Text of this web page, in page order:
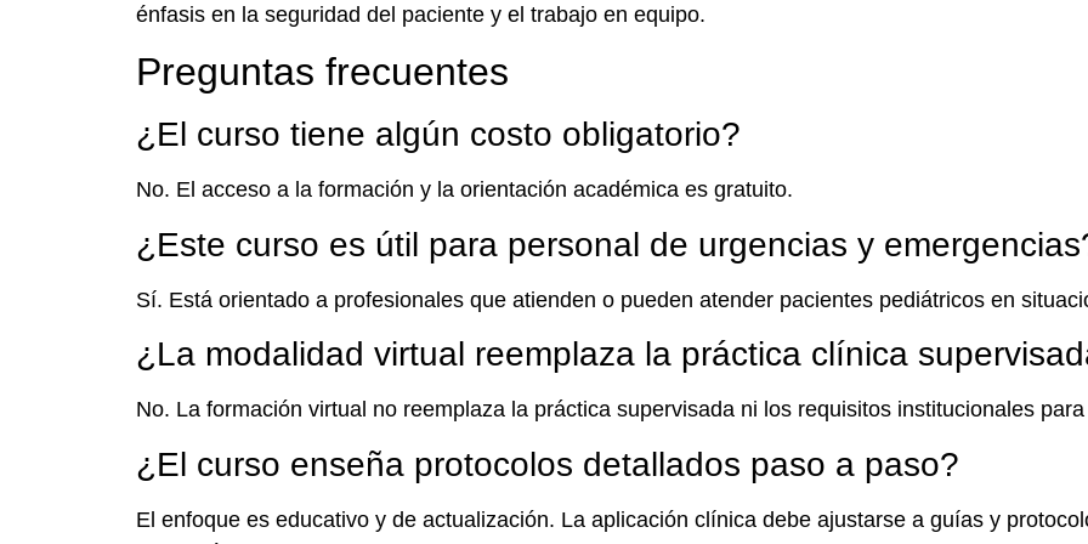
énfasis en la seguridad del paciente y el trabajo en equipo.
Preguntas frecuentes
¿El curso tiene algún costo obligatorio?
No. El acceso a la formación y la orientación académica es gratuito.
¿Este curso es útil para personal de urgencias y
Sí. Está orientado a profesionales que atienden o pueden atender pacientes pediátricos en
¿La modalidad virtual reemplaza la práctica clínica
No. La formación virtual no reemplaza la práctica supervisada ni los requisitos institucionales
¿El curso enseña protocolos detallados paso a paso?
El enfoque es educativo y de actualización. La aplicación clínica debe ajustarse a guías y